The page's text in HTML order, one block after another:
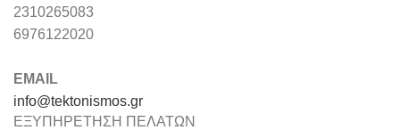
2310265083
6976122020
EMAIL
info@tektonismos.gr
ΕΞΥΠΗΡΕΤΗΣΗ ΠΕΛΑΤΩΝ